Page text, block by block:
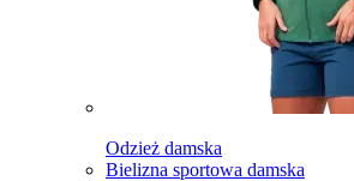
Odzież damska
Bielizna sportowa damska